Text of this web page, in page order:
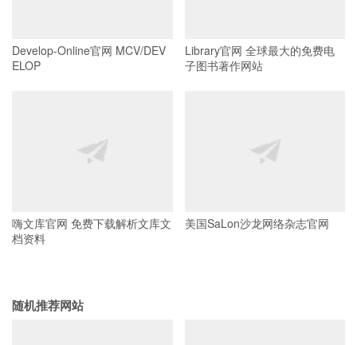
Develop-Online官网 MCV/DEV
ELOP
Library官网 全球最大的免费电
子图书著作网站
嗨文库官网 免费下载解析文库文
档资料
美国SaLon沙龙网络杂志官网
随机推荐网站